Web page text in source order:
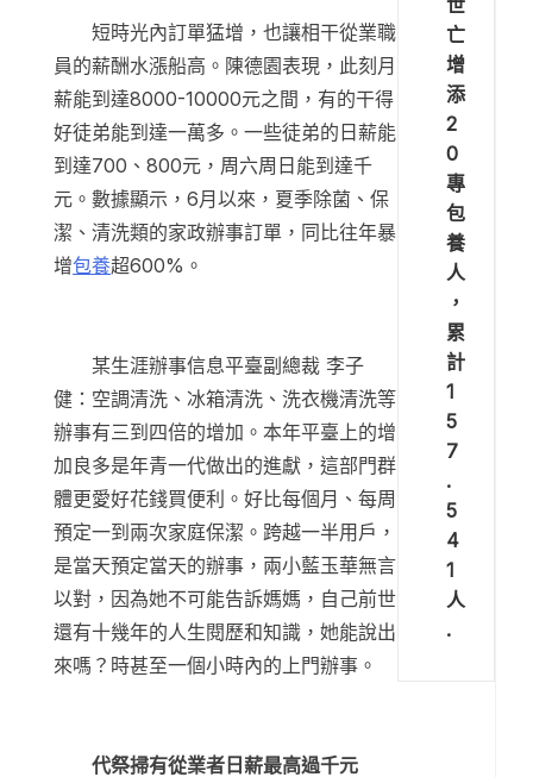
短時光內訂單猛增，也讓相干從業職
員的薪酬水漲船高。陳德園表現，此刻月
薪能到達8000-10000元之間，有的干得
好徒弟能到達一萬多。一些徒弟的日薪能
到達700、800元，周六周日能到達千
元。數據顯示，6月以來，夏季除菌、保
潔、清洗類的家政辦事訂單，同比往年暴
增包養超600%。
某生涯辦事信息平臺副總裁 李子
健：空調清洗、冰箱清洗、洗衣機清洗等
辦事有三到四倍的增加。本年平臺上的增
加良多是年青一代做出的進獻，這部門群
體更愛好花錢買便利。好比每個月、每周
預定一到兩次家庭保潔。跨越一半用戶，
是當天預定當天的辦事，兩小藍玉華無言
以對，因為她不可能告訴媽媽，自己前世
還有十幾年的人生閱歷和知識，她能說出
來嗎？時甚至一個小時內的上門辦事。
代祭掃有從業者日薪最高過千元
世
亡
增
添
2
0
專
包
養
人
，
累
計
1
5
7
.
5
4
1
人
.